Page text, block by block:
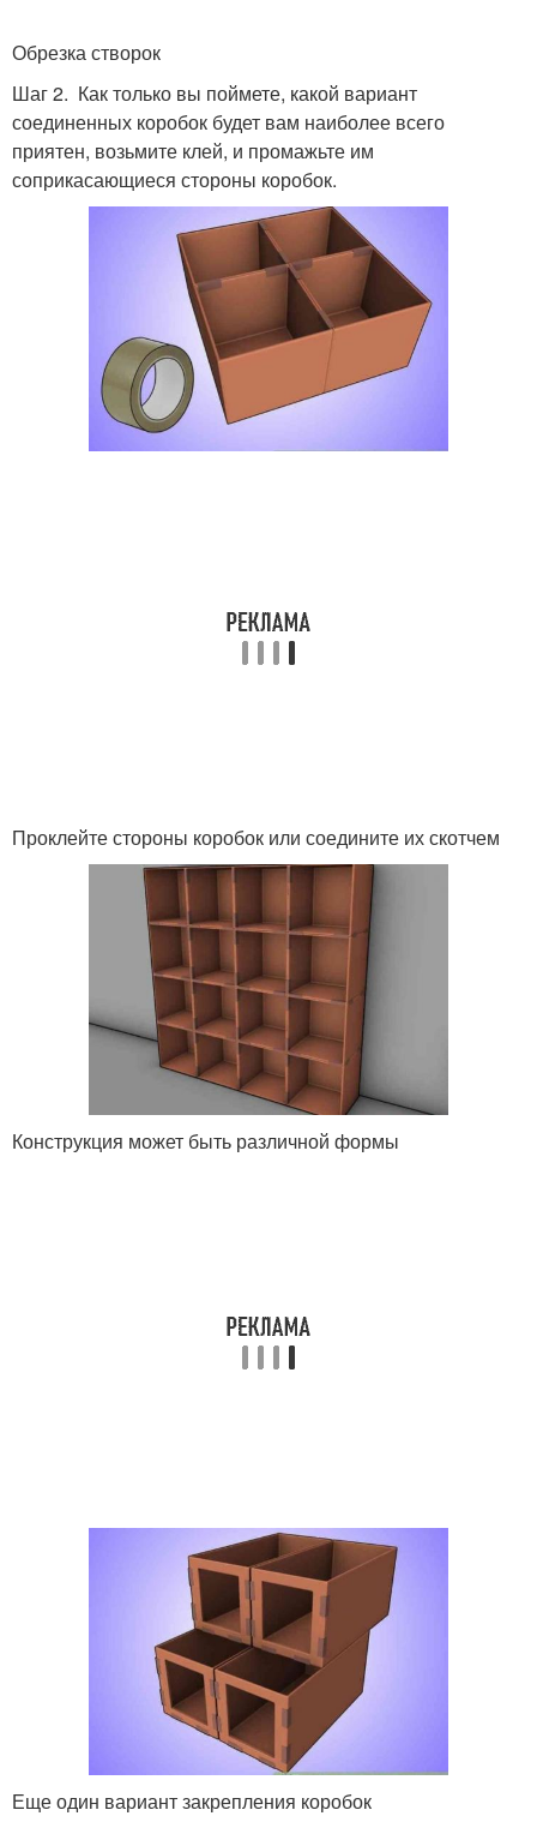
Обрезка створок
Шаг 2. Как только вы поймете, какой вариант
соединенных коробок будет вам наиболее всего
приятен, возьмите клей, и промажьте им
соприкасающиеся стороны коробок.
Проклейте стороны коробок или соедините их скотчем
Конструкция может быть различной формы
Еще один вариант закрепления коробок